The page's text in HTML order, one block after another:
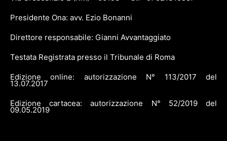
Presidente Ona: avv. Ezio Bonanni
Direttore responsabile: Gianni Avvantaggiato
Testata Registrata presso il Tribunale di Roma
Edizione online: autorizzazione N° 113/2017 del
13.07.2017
Edizione cartacea: autorizzazione N° 52/2019 del
09.05.2019